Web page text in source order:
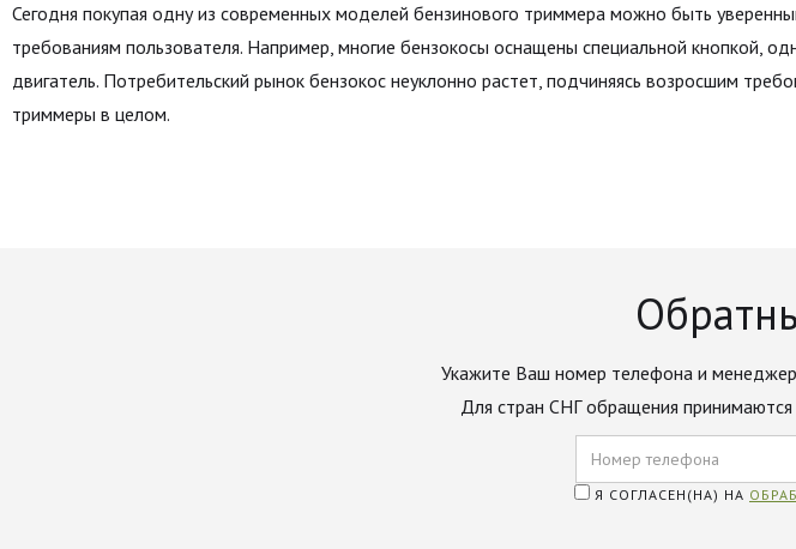
Сегодня покупая одну из современных моделей бензинового триммера можно быть
требованиям пользователя. Например, многие бензокосы оснащены специальной кнопкой,
двигатель. Потребительский рынок бензокос неуклонно растет, подчиняясь возросшим
триммеры в целом.
Укажите Ваш номер телефона и менеджер
Для стран СНГ обращения
Я СОГЛАСЕН(НА) НА